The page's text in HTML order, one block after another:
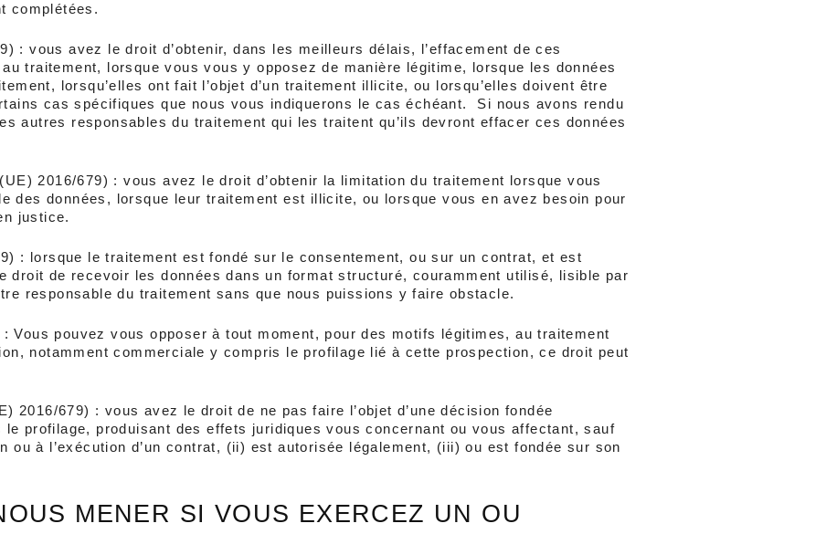
complétées.
: vous avez le droit d’obtenir, dans les meilleurs délais, l’effacement de ces
traitement, lorsque vous vous y opposez de manière légitime, lorsque les données
lorsqu’elles ont fait l’objet d’un traitement illicite, ou lorsqu’elles doivent être
cas spécifiques que nous vous indiquerons le cas échéant.  Si nous avons rendu
autres responsables du traitement qui les traitent qu’ils devront effacer ces données
2016/679) : vous avez le droit d’obtenir la limitation du traitement lorsque vous
des données, lorsque leur traitement est illicite, ou lorsque vous en avez besoin pour
justice.
: lorsque le traitement est fondé sur le consentement, ou sur un contrat, et est
droit de recevoir les données dans un format structuré, couramment utilisé, lisible par
responsable du traitement sans que nous puissions y faire obstacle.
Vous pouvez vous opposer à tout moment, pour des motifs légitimes, au traitement
notamment commerciale y compris le profilage lié à cette prospection, ce droit peut
2016/679) : vous avez le droit de ne pas faire l’objet d’une décision fondée
profilage, produisant des effets juridiques vous concernant ou vous affectant, sauf
à l’exécution d’un contrat, (ii) est autorisée légalement, (iii) ou est fondée sur son
MENER SI VOUS EXERCEZ UN OU